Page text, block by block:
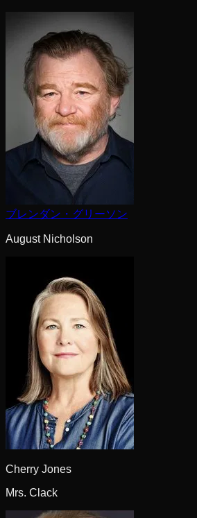
ブレンダン・グリーソン
August Nicholson
Cherry Jones
Mrs. Clack